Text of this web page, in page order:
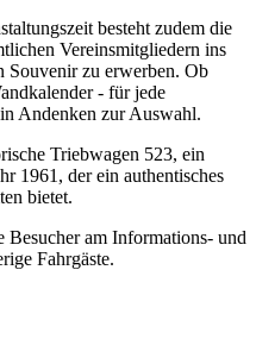
besteht zudem die
Vereinsmitgliedern ins
Souvenir zu erwerben. Ob
- für jede
Andenken zur Auswahl.
Triebwagen 523, ein
1961, der ein authentisches
bietet.
am Informations- und
Fahrgäste.